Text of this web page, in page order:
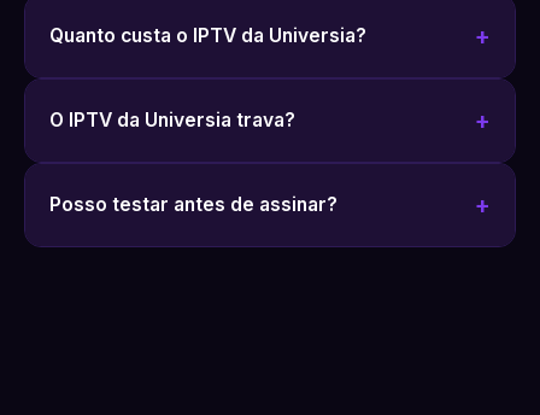
Quanto custa o IPTV da Universia?
O IPTV da Universia trava?
Posso testar antes de assinar?